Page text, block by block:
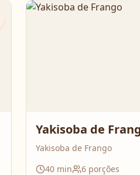
perfuma a casa inteira. É
Yakisoba de
Yakisoba de Frango
40 min 6 porções